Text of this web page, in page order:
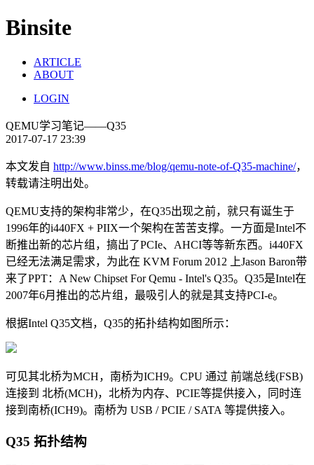
Binsite
ARTICLE
ABOUT
LOGIN
QEMU学习笔记——Q35
2017-07-17 23:39
本文发自 http://www.binss.me/blog/qemu-note-of-Q35-machine/，
转载请注明出处。
QEMU支持的架构非常少，在Q35出现之前，就只有诞生于
1996年的i440FX + PIIX一个架构在苦苦支撑。一方面是Intel不
断推出新的芯片组，搞出了PCIe、AHCI等等新东西。i440FX
已经无法满足需求，为此在 KVM Forum 2012 上Jason Baron带
来了PPT：A New Chipset For Qemu - Intel's Q35。Q35是Intel在
2007年6月推出的芯片组，最吸引人的就是其支持PCI-e。
根据Intel Q35文档，Q35的拓扑结构如图所示：
可见其北桥为MCH，南桥为ICH9。CPU 通过 前端总线(FSB)
连接到 北桥(MCH)，北桥为内存、PCIE等提供接入，同时连
接到南桥(ICH9)。南桥为 USB / PCIE / SATA 等提供接入。
Q35 拓扑结构